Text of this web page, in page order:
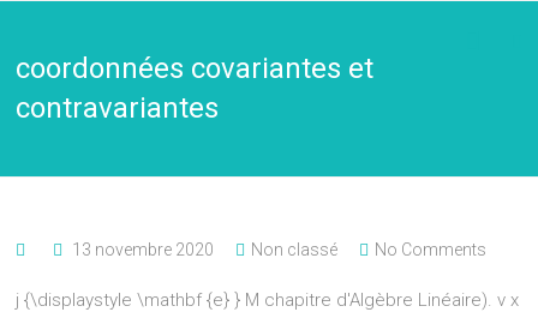
coordonnées covariantes et
contravariantes
13 novembre 2020 Non classé No Comments
j {\displaystyle \mathbf {e} } M chapitre d'Algèbre Linéaire). ν x